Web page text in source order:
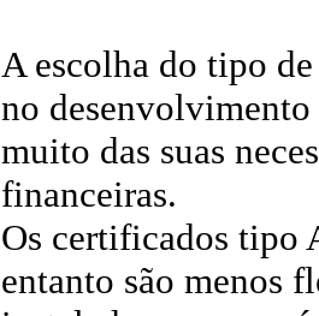
A escolha do tipo
no desenvolvimento
muito das suas
financeiras.
Os certificados tipo
entanto são menos